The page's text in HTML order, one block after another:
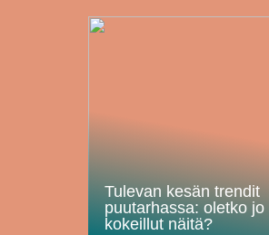
Tulevan kesän trendit
puutarhassa: oletko jo
kokeillut näitä?